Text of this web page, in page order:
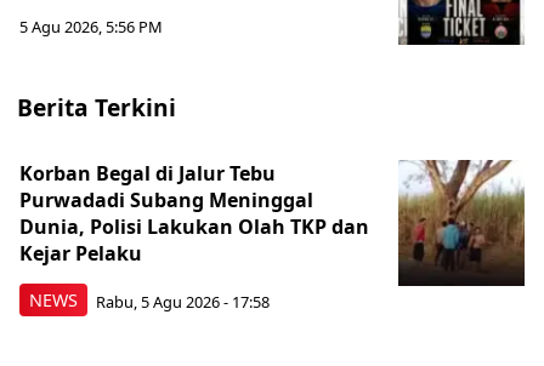
5 Agu 2026, 5:56 PM
Berita Terkini
NEWS
Korban Begal di Jalur Tebu
Purwadadi Subang Meninggal
Dunia, Polisi Lakukan Olah TKP dan
Kejar Pelaku
Rabu, 5 Agu 2026 - 17:58